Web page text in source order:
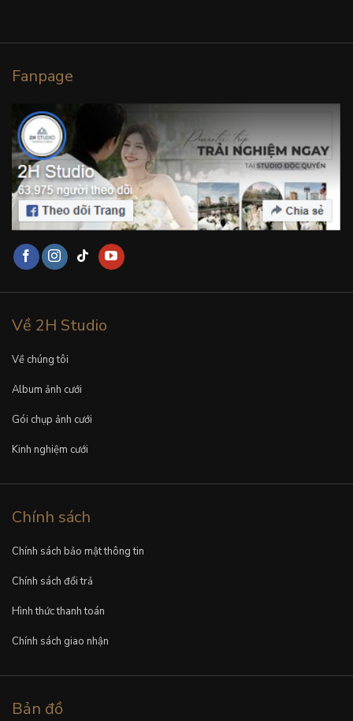
Fanpage
Về 2H Studio
Về chúng tôi
Album ảnh cưới
Gói chụp ảnh cưới
Kinh nghiệm cưới
Chính sách
Chính sách bảo mật thông tin
Chính sách đổi trả
Hình thức thanh toán
Chính sách giao nhận
Bản đồ